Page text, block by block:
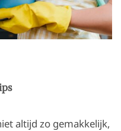
altijd zo gemakkelijk,